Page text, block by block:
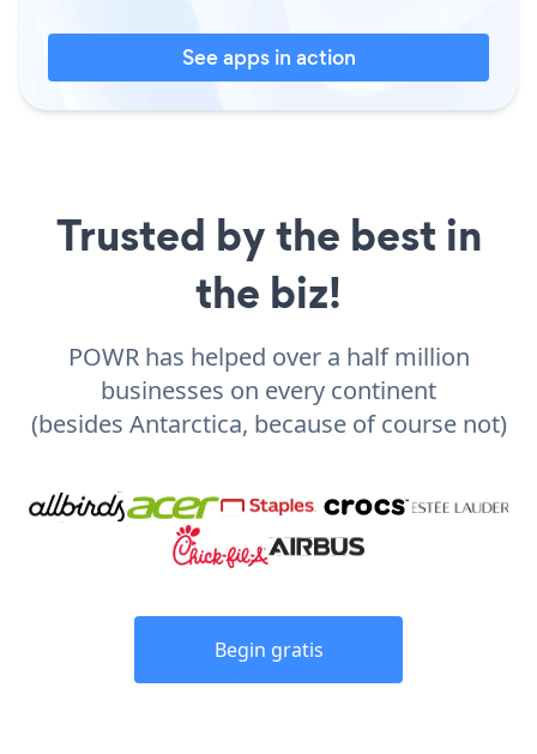
See apps in action
Trusted by the best in
the biz!
POWR has helped over a half million
businesses on every continent
(besides Antarctica, because of course not)
Begin gratis